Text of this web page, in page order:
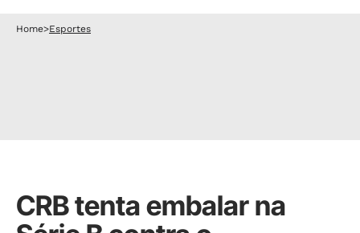
Home>Esportes
CRB tenta embalar na